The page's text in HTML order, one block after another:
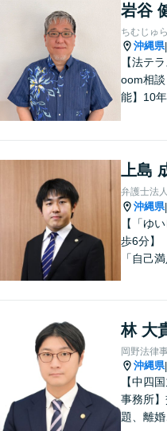
岩谷
ちむじゅ
沖縄県|
【法テ
oom相
能】10
談にも
たの未
たしま
名護市】
上島
弁護士法
沖縄県|
【「ゆ
歩6分】
「自己
が本当に
こだわり
ります
さい。
林 大
岡野法律
沖縄県|
【中四
事務所
題、離婚